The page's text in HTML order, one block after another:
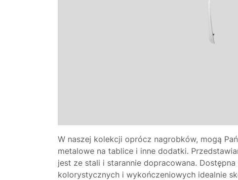
W naszej kolekcji oprócz nagrobków, mogą
metalowe na tablice i inne dodatki.
jest ze stali i starannie dopracowana.
kolorystycznych i wykończeniowych idealnie